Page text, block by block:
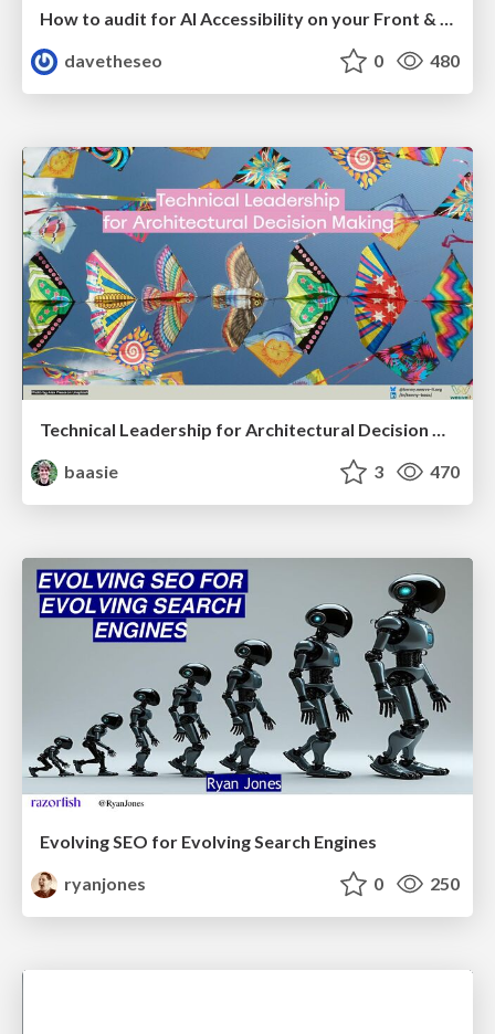
How to audit for AI Accessibility on your Front & Back End
davetheseo
0 480
Technical Leadership for Architectural Decision Making
baasie
3 470
Evolving SEO for Evolving Search Engines
ryanjones
0 250